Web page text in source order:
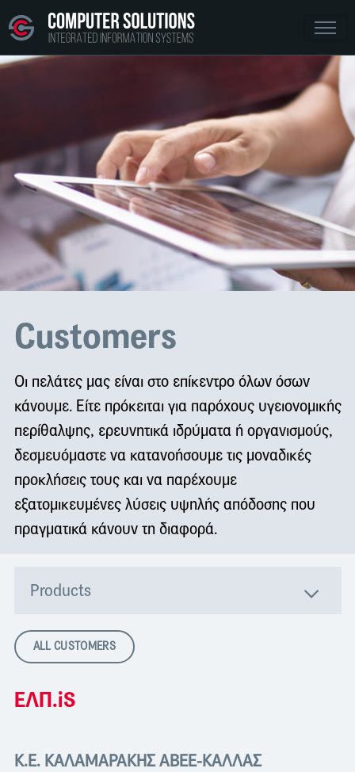
Customers
Οι πελάτες μας είναι στο επίκεντρο όλων όσων
κάνουμε. Είτε πρόκειται για παρόχους υγειονομικής
περίθαλψης, ερευνητικά ιδρύματα ή οργανισμούς,
δεσμευόμαστε να κατανοήσουμε τις μοναδικές
προκλήσεις τους και να παρέχουμε
εξατομικευμένες λύσεις υψηλής απόδοσης που
πραγματικά κάνουν τη διαφορά.
Products
ALL CUSTOMERS
ΕΛΠ.iS
Κ.Ε. ΚΑΛΑΜΑΡΑΚΗΣ ΑΒΕΕ-ΚΑΛΛΑΣ